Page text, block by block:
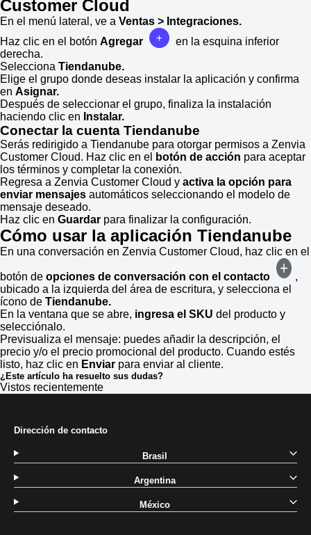
Customer Cloud
En el menú lateral, ve a Ventas > Integraciones.
Haz clic en el botón Agregar
en la esquina inferior
derecha.
Selecciona Tiendanube.
Elige el grupo donde deseas instalar la aplicación y confirma
en Asignar.
Después de seleccionar el grupo, finaliza la instalación
haciendo clic en Instalar.
Conectar la cuenta Tiendanube
Serás redirigido a Tiendanube para otorgar permisos a Zenvia
Customer Cloud. Haz clic en el
botón de acción para aceptar
los términos y completar la conexión.
Regresa a Zenvia Customer Cloud y activa la opción para
enviar mensajes automáticos seleccionando el modelo de
mensaje deseado.
Haz clic en Guardar para finalizar la configuración.
Cómo usar la aplicación Tiendanube
En una conversación en Zenvia Customer Cloud, haz clic en el
botón de opciones de conversación con el contacto
,
ubicado a la izquierda del área de escritura, y selecciona el
ícono de Tiendanube.
En la ventana que se abre, ingresa el SKU del producto y
selecciónalo.
Previsualiza el mensaje: puedes añadir la descripción, el
precio y/o el precio promocional del producto. Cuando estés
listo, haz clic en Enviar para enviar al cliente.
¿Este artículo ha resuelto sus dudas?
Vistos recientemente
Dirección de contacto
Brasil
Argentina
México